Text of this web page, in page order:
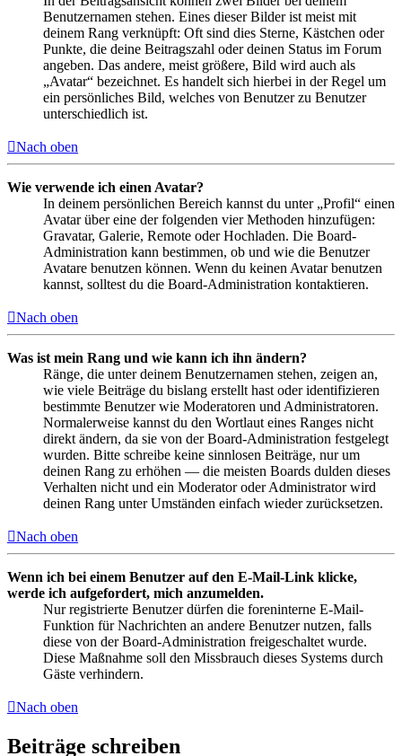
Benutzernamen stehen. Eines dieser Bilder ist meist mit
deinem Rang verknüpft: Oft sind dies Sterne, Kästchen oder
Punkte, die deine Beitragszahl oder deinen Status im Forum
angeben. Das andere, meist größere, Bild wird auch als
„Avatar“ bezeichnet. Es handelt sich hierbei in der Regel um
ein persönliches Bild, welches von Benutzer zu Benutzer
unterschiedlich ist.
Nach oben
Wie verwende ich einen Avatar?
In deinem persönlichen Bereich kannst du unter „Profil“ einen
Avatar über eine der folgenden vier Methoden hinzufügen:
Gravatar, Galerie, Remote oder Hochladen. Die Board-
Administration kann bestimmen, ob und wie die Benutzer
Avatare benutzen können. Wenn du keinen Avatar benutzen
kannst, solltest du die Board-Administration kontaktieren.
Nach oben
Was ist mein Rang und wie kann ich ihn ändern?
Ränge, die unter deinem Benutzernamen stehen, zeigen an,
wie viele Beiträge du bislang erstellt hast oder identifizieren
bestimmte Benutzer wie Moderatoren und Administratoren.
Normalerweise kannst du den Wortlaut eines Ranges nicht
direkt ändern, da sie von der Board-Administration festgelegt
wurden. Bitte schreibe keine sinnlosen Beiträge, nur um
deinen Rang zu erhöhen — die meisten Boards dulden dieses
Verhalten nicht und ein Moderator oder Administrator wird
deinen Rang unter Umständen einfach wieder zurücksetzen.
Nach oben
Wenn ich bei einem Benutzer auf den E-Mail-Link klicke,
werde ich aufgefordert, mich anzumelden.
Nur registrierte Benutzer dürfen die foreninterne E-Mail-
Funktion für Nachrichten an andere Benutzer nutzen, falls
diese von der Board-Administration freigeschaltet wurde.
Diese Maßnahme soll den Missbrauch dieses Systems durch
Gäste verhindern.
Nach oben
Beiträge schreiben